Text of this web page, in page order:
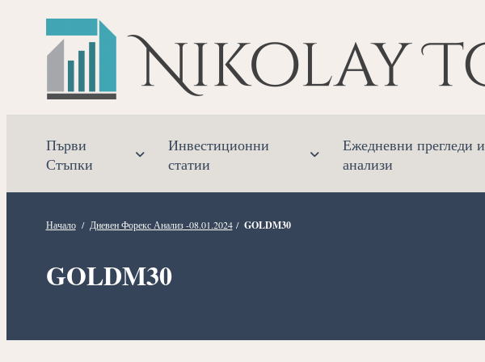
Прескочете
съдържанието
Първи
Стъпки
Инвестиционни
статии
Ежедневни прегледи и
анализи
Начало / Дневен Форекс Анализ -08.01.2024/ GOLDM30
GOLDM30